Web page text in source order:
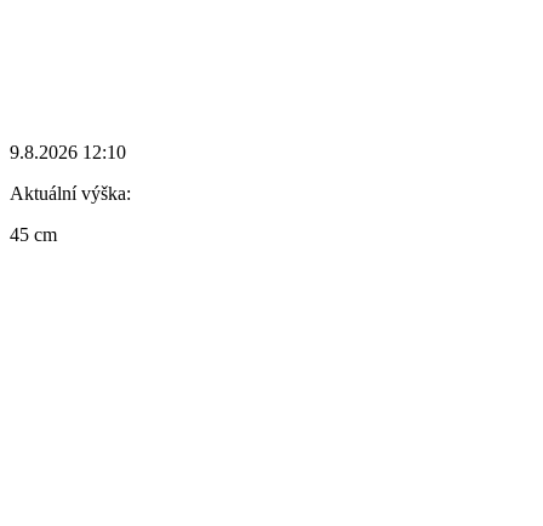
9.8.2026 12:10
Aktuální výška:
45 cm